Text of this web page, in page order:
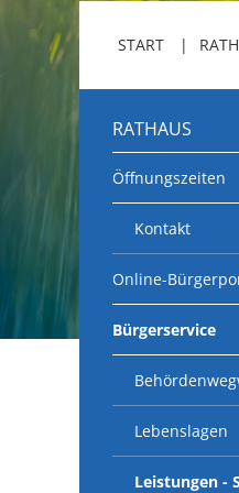
START
RATHAUS
Öffnungszeiten
Kontakt
Online-
Bürgerservice
Lebenslagen
Leistungen -